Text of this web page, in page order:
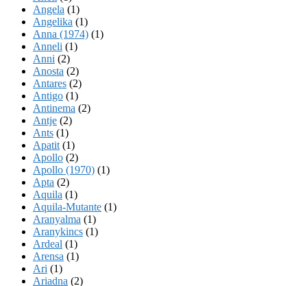
Angela (1)
Angelika (1)
Anna (1974) (1)
Anneli (1)
Anni (2)
Anosta (2)
Antares (2)
Antigo (1)
Antinema (2)
Antje (2)
Ants (1)
Apatit (1)
Apollo (2)
Apollo (1970) (1)
Apta (2)
Aquila (1)
Aquila-Mutante (1)
Aranyalma (1)
Aranykincs (1)
Ardeal (1)
Arensa (1)
Ari (1)
Ariadna (2)